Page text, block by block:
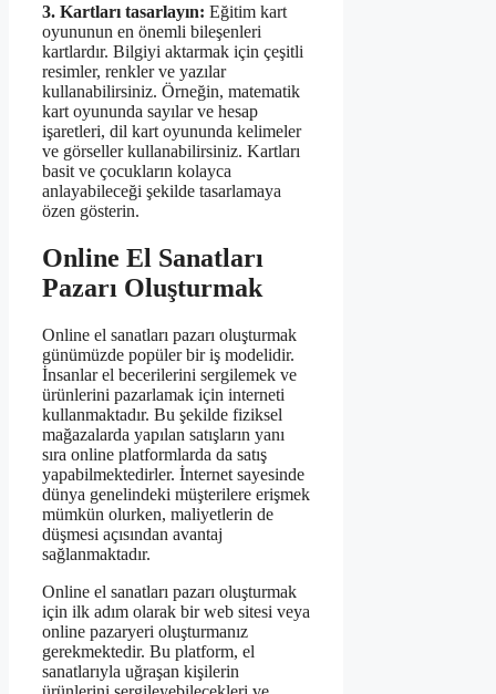
3. Kartları tasarlayın: Eğitim kart
oyununun en önemli bileşenleri
kartlardır. Bilgiyi aktarmak için çeşitli
resimler, renkler ve yazılar
kullanabilirsiniz. Örneğin, matematik
kart oyununda sayılar ve hesap
işaretleri, dil kart oyununda kelimeler
ve görseller kullanabilirsiniz. Kartları
basit ve çocukların kolayca
anlayabileceği şekilde tasarlamaya
özen gösterin.
Online El Sanatları
Pazarı Oluşturmak
Online el sanatları pazarı oluşturmak
günümüzde popüler bir iş modelidir.
İnsanlar el becerilerini sergilemek ve
ürünlerini pazarlamak için interneti
kullanmaktadır. Bu şekilde fiziksel
mağazalarda yapılan satışların yanı
sıra online platformlarda da satış
yapabilmektedirler. İnternet sayesinde
dünya genelindeki müşterilere erişmek
mümkün olurken, maliyetlerin de
düşmesi açısından avantaj
sağlanmaktadır.
Online el sanatları pazarı oluşturmak
için ilk adım olarak bir web sitesi veya
online pazaryeri oluşturmanız
gerekmektedir. Bu platform, el
sanatlarıyla uğraşan kişilerin